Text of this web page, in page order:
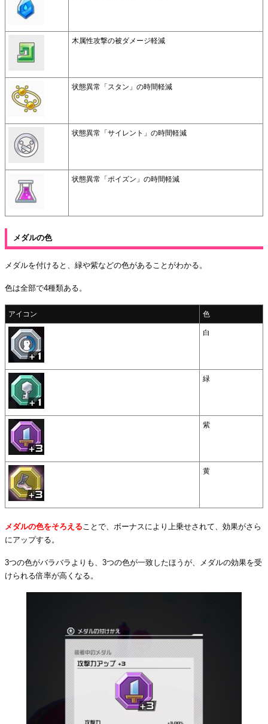
木属性攻撃の被ダメージ軽減
状態異常「スタン」の時間軽減
状態異常「サイレント」の時間軽減
状態異常「ポイズン」の時間軽減
メダルの色
メダルを付けると、緑や紫などの色があることがわかる。
色は全部で4種類ある。
アイコン 色
白
緑
紫
黄
メダルの色をそろえることで、ボーナスにより上乗せされて、効果がさら
にアップする。
3つの色がバラバラよりも、3つの色が一致したほうが、メダルの効果を受
けられる倍率が高くなる。